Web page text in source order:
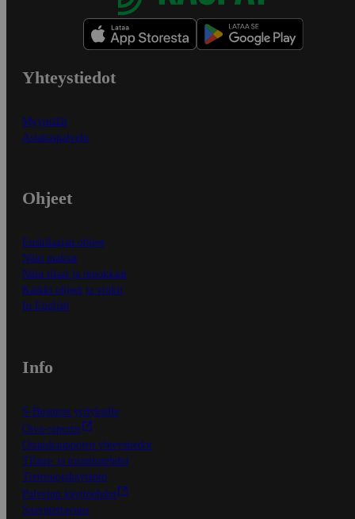
Yhteystiedot
Myymälät
Asiakaspalvelu
Ohjeet
Ensitilaajan ohjeet
Näin maksat
Näin tilaat ja muokkaat
Kaikki ohjeet ja vinkit
In English
Info
S-Business yrityksille
Oiva-raportit
Osuuskauppojen yhteystiedot
Tilaus- ja toimitusehdot
Tietosuojakäytäntö
Palvelun käyttöehdot
Saavutettavuus